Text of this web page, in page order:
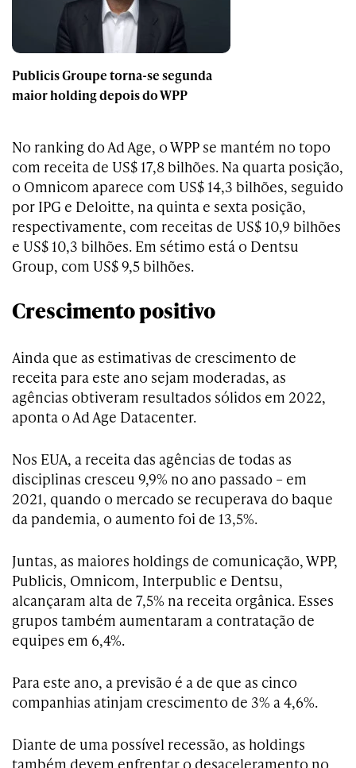
Publicis Groupe torna-se segunda
maior holding depois do WPP
No ranking do Ad Age, o WPP se mantém no topo
com receita de US$ 17,8 bilhões. Na quarta posição,
o Omnicom aparece com US$ 14,3 bilhões, seguido
por IPG e Deloitte, na quinta e sexta posição,
respectivamente, com receitas de US$ 10,9 bilhões
e US$ 10,3 bilhões. Em sétimo está o Dentsu
Group, com US$ 9,5 bilhões.
Crescimento positivo
Ainda que as estimativas de crescimento de
receita para este ano sejam moderadas, as
agências obtiveram resultados sólidos em 2022,
aponta o Ad Age Datacenter.
Nos EUA, a receita das agências de todas as
disciplinas cresceu 9,9% no ano passado – em
2021, quando o mercado se recuperava do baque
da pandemia, o aumento foi de 13,5%.
Juntas, as maiores holdings de comunicação, WPP,
Publicis, Omnicom, Interpublic e Dentsu,
alcançaram alta de 7,5% na receita orgânica. Esses
grupos também aumentaram a contratação de
equipes em 6,4%.
Para este ano, a previsão é a de que as cinco
companhias atinjam crescimento de 3% a 4,6%.
Diante de uma possível recessão, as holdings
também devem enfrentar o desaceleramento no